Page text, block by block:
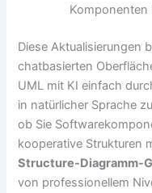
Komponenten
Diese Aktualisierungen
chatbasierten
UML mit KI einfach
in natürlicher Sprache
ob Sie
kooperative Strukturen
Structure-Diagramm-
von professionellem